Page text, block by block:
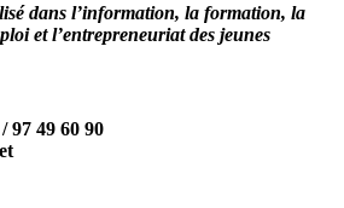
dans l’information, la formation, la
et l’entrepreneuriat des jeunes
97 49 60 90